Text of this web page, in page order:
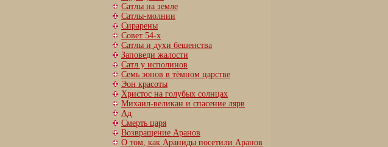
Сатлы на земле
Сатлы-молнии
Сирарены
Совет 54-х
Сатлы и духи бешенства
Заповеди жалости
Сатл у исполинов
Семь эонов в тёмном царстве
Эон красоты
Христос на голубых солнцах
Михаил-великан и спасение лярв
Ад
Смерть царя
Возвращение Аранов
О том, как Араниды посетили Аранов